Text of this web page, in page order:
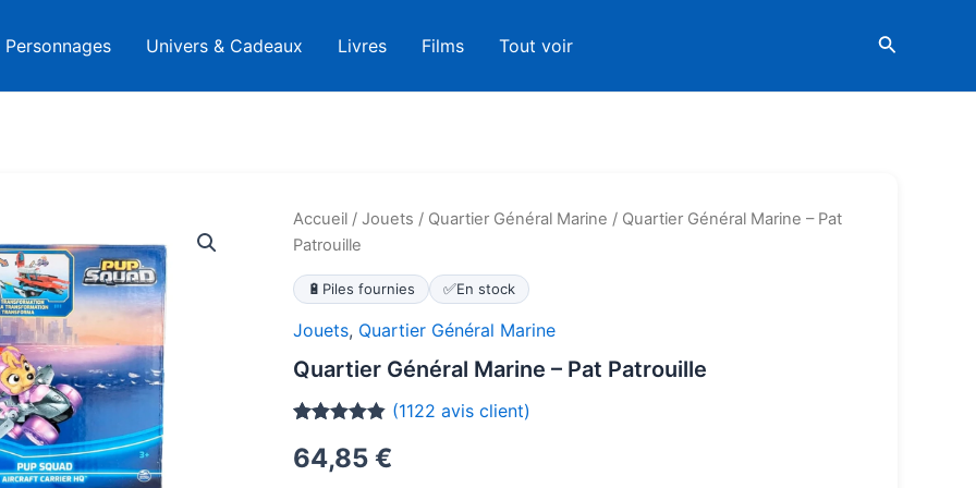
Personnages Univers & Cadeaux Livres Films Tout voir
Accueil /Jouets / Quartier Général Marine / Quartier Général Marine – Pat
Patrouille
🔋 Piles fournies ✅En stock
Jouets, Quartier Général Marine
Quartier Général Marine – Pat Patrouille
sur 5
basé sur
(1122 avis client)
64,85€